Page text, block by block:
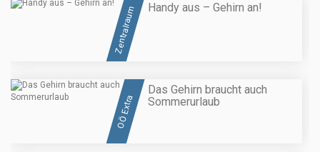
Zentralraum Handy aus – Gehirn an!
OÖ Extra
Das Gehirn braucht auch
Sommerurlaub